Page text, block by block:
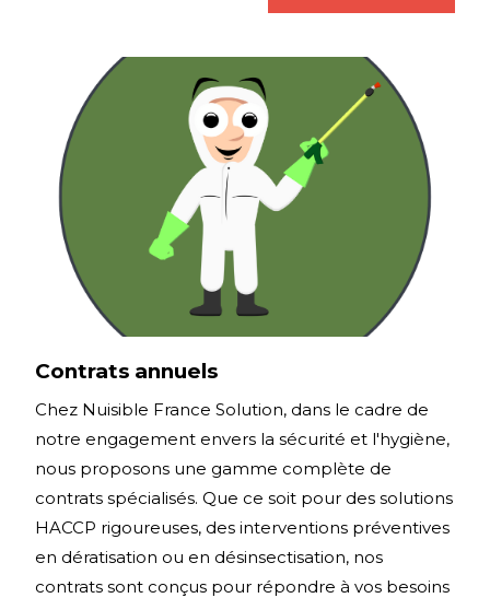
Contrats annuels
Chez Nuisible France Solution, dans le cadre de
notre engagement envers la sécurité et l'hygiène,
nous proposons une gamme complète de
contrats spécialisés. Que ce soit pour des solutions
HACCP rigoureuses, des interventions préventives
en dératisation ou en désinsectisation, nos
contrats sont conçus pour répondre à vos besoins